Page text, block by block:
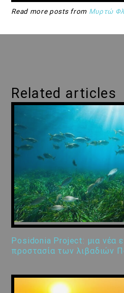
Read more posts from Μυρτώ
Related articles
Posidonia Project: μια νέα
προστασία των λιβαδιών